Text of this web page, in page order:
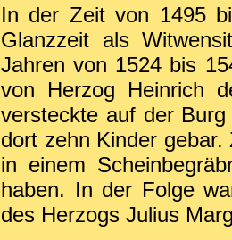
In der Zeit von 1495
Glanzzeit als
Jahren von 1524 bis
von Herzog Heinrich
versteckte auf der
dort zehn Kinder
in einem
haben. In der Folge
des Herzogs Julius